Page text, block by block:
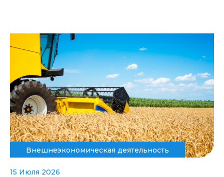
Внешнеэкономическая деятельность
15 Июля 2026